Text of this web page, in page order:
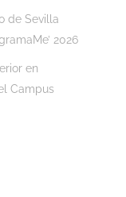
de Sevilla
2026
en
Campus